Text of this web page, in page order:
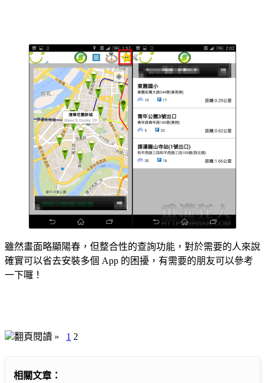
雖然畫面略顯陽春，但整合性的查詢功能，對於需要的人來說
確實可以省去安裝多個 App 的困擾，有需要的朋友可以參考
一下囉！
翻頁閱讀 » 1 2
相關文章：